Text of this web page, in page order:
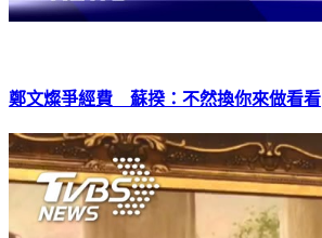
鄭文燦爭經費 蘇揆：不然換你來做看看